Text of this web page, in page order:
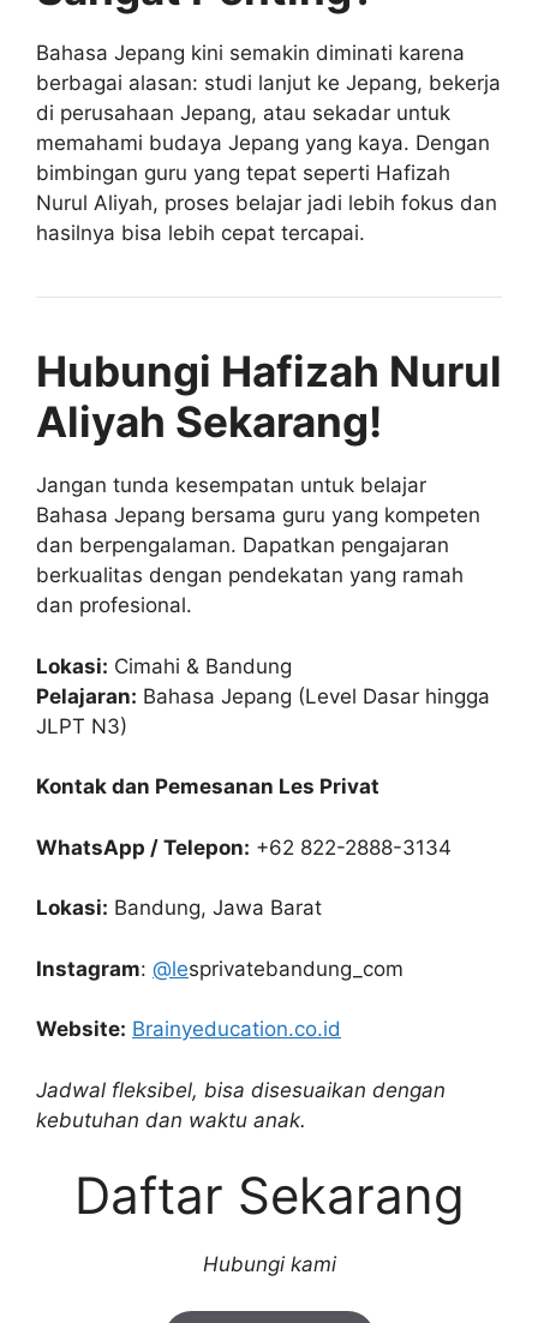
Bahasa Jepang kini semakin diminati karena
berbagai alasan: studi lanjut ke Jepang, bekerja
di perusahaan Jepang, atau sekadar untuk
memahami budaya Jepang yang kaya. Dengan
bimbingan guru yang tepat seperti Hafizah
Nurul Aliyah, proses belajar jadi lebih fokus dan
hasilnya bisa lebih cepat tercapai.
Hubungi Hafizah Nurul
Aliyah Sekarang!
Jangan tunda kesempatan untuk belajar
Bahasa Jepang bersama guru yang kompeten
dan berpengalaman. Dapatkan pengajaran
berkualitas dengan pendekatan yang ramah
dan profesional.
Lokasi: Cimahi & Bandung
Pelajaran: Bahasa Jepang (Level Dasar hingga
JLPT N3)
Kontak dan Pemesanan Les Privat
WhatsApp / Telepon: +62 822-2888-3134
Lokasi: Bandung, Jawa Barat
Instagram: @lesprivatebandung_com
Website: Brainyeducation.co.id
Jadwal fleksibel, bisa disesuaikan dengan
kebutuhan dan waktu anak.
Daftar Sekarang
Hubungi kami